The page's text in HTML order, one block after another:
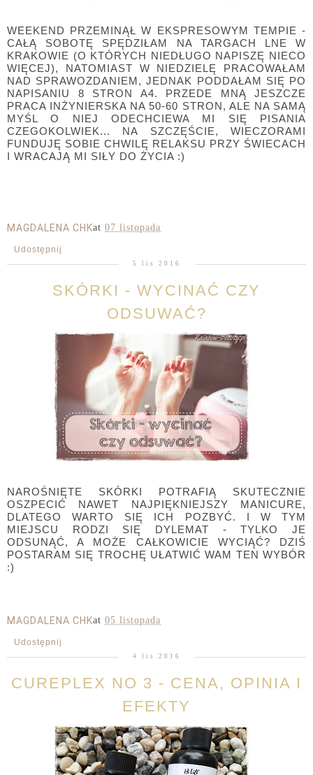
WEEKEND PRZEMINĄŁ W EKSPRESOWYM TEMPIE -
CAŁĄ SOBOTĘ SPĘDZIŁAM NA TARGACH LNE W
KRAKOWIE (O KTÓRYCH NIEDŁUGO NAPISZĘ NIECO
WIĘCEJ), NATOMIAST W NIEDZIELĘ PRACOWAŁAM
NAD SPRAWOZDANIEM, JEDNAK PODDAŁAM SIĘ PO
NAPISANIU 8 STRON A4. PRZEDE MNĄ JESZCZE
PRACA INŻYNIERSKA NA 50-60 STRON, ALE NA SAMĄ
MYŚL O NIEJ ODECHCIEWA MI SIĘ PISANIA
CZEGOKOLWIEK... NA SZCZĘŚCIE, WIECZORAMI
FUNDUJĘ SOBIE CHWILĘ RELAKSU PRZY ŚWIECACH
I WRACAJĄ MI SIŁY DO ŻYCIA :)
MAGDALENA CHKat 07 listopada
Udostępnij
5 lis 2016
SKÓRKI - WYCINAĆ CZY
ODSUWAĆ?
NAROŚNIĘTE SKÓRKI POTRAFIĄ SKUTECZNIE
OSZPECIĆ NAWET NAJPIĘKNIEJSZY MANICURE,
DLATEGO WARTO SIĘ ICH POZBYĆ. I W TYM
MIEJSCU RODZI SIĘ DYLEMAT - TYLKO JE
ODSUNĄĆ, A MOŻE CAŁKOWICIE WYCIĄĆ? DZIŚ
POSTARAM SIĘ TROCHĘ UŁATWIĆ WAM TEN WYBÓR
:)
MAGDALENA CHKat 05 listopada
Udostępnij
4 lis 2016
CUREPLEX NO 3 - CENA, OPINIA I
EFEKTY